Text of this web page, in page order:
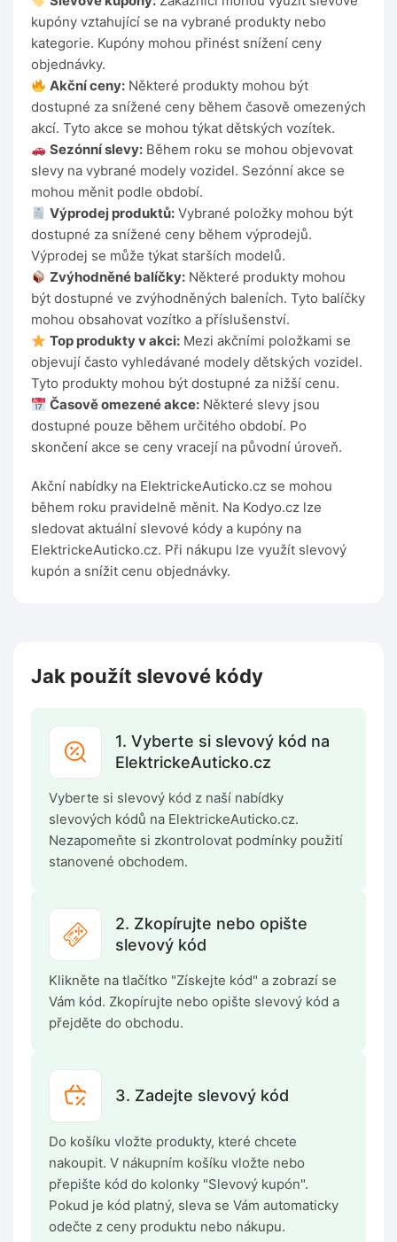
kupóny vztahující se na vybrané produkty nebo
kategorie. Kupóny mohou přinést snížení ceny
objednávky.
Akční ceny: Některé produkty mohou být
dostupné za snížené ceny během časově omezených
akcí. Tyto akce se mohou týkat dětských vozítek.
Sezónní slevy: Během roku se mohou objevovat
slevy na vybrané modely vozidel. Sezónní akce se
mohou měnit podle období.
Výprodej produktů: Vybrané položky mohou být
dostupné za snížené ceny během výprodejů.
Výprodej se může týkat starších modelů.
Zvýhodněné balíčky: Některé produkty mohou
být dostupné ve zvýhodněných baleních. Tyto balíčky
mohou obsahovat vozítko a příslušenství.
Top produkty v akci: Mezi akčními položkami se
objevují často vyhledávané modely dětských vozidel.
Tyto produkty mohou být dostupné za nižší cenu.
Časově omezené akce: Některé slevy jsou
dostupné pouze během určitého období. Po
skončení akce se ceny vracejí na původní úroveň.
Akční nabídky na ElektrickeAuticko.cz se mohou
během roku pravidelně měnit. Na Kodyo.cz lze
sledovat aktuální slevové kódy a kupóny na
ElektrickeAuticko.cz. Při nákupu lze využít slevový
kupón a snížit cenu objednávky.
Jak použít slevové kódy
1. Vyberte si slevový kód na
ElektrickeAuticko.cz
Vyberte si slevový kód z naší nabídky
slevových kódů na ElektrickeAuticko.cz.
Nezapomeňte si zkontrolovat podmínky použití
stanovené obchodem.
2. Zkopírujte nebo opište
slevový kód
Klikněte na tlačítko "Získejte kód" a zobrazí se
Vám kód. Zkopírujte nebo opište slevový kód a
přejděte do obchodu.
3. Zadejte slevový kód
Do košíku vložte produkty, které chcete
nakoupit. V nákupním košíku vložte nebo
přepište kód do kolonky "Slevový kupón".
Pokud je kód platný, sleva se Vám automaticky
odečte z ceny produktu nebo nákupu.